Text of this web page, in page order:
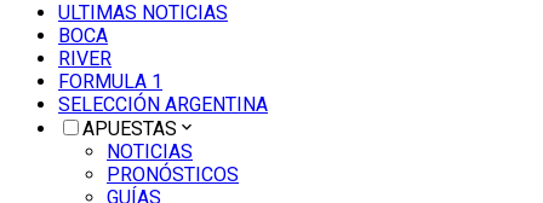
ULTIMAS NOTICIAS
BOCA
RIVER
FORMULA 1
SELECCIÓN ARGENTINA
APUESTAS
NOTICIAS
PRONÓSTICOS
GUÍAS